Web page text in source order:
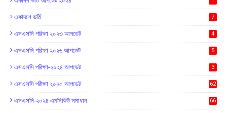
একাদশে ভর্তি 7
এসএসসি পরিক্ষা ২০২৩ আপডেট 4
এসএসসি পরিক্ষা ২০২৬ আপডেট 5
এসএসসি পরিক্ষা-২০২৪ আপডেট 3
এসএসসি পরীক্ষা ২০২৫ আপডেট 62
এসএসসি-২০২৪ এমসিকিউ সমাধান 66